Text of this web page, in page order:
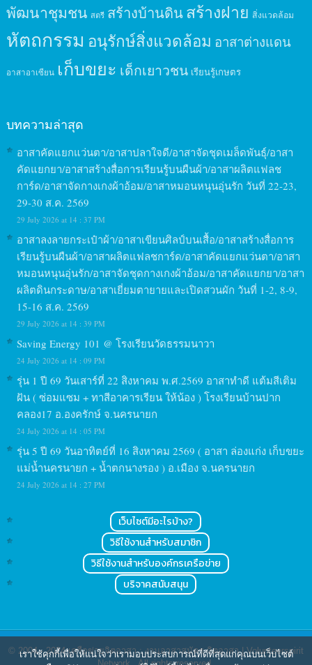
พัฒนาชุมชน สตรี สร้างบ้านดินสร้างฝาย สิ่งแวดล้อม
หัตถกรรม อนุรักษ์สิ่งแวดล้อม อาสาต่างแดน
อาสาอาเซียน เก็บขยะ เด็กเยาวชน เรียนรู้เกษตร
บทความล่าสุด
อาสาคัดแยกแว่นตา/อาสาปลาใจดี/อาสาจัดชุดเมล็ดพันธุ์/อาสา
คัดแยกยา/อาสาสร้างสื่อการเรียนรู้บนผืนผ้า/อาสาผลิตแฟลช
การ์ด/อาสาจัดกางเกงผ้าอ้อม/อาสาหมอนหนุนอุ่นรัก วันที่ 22-23,
29-30 ส.ค. 2569
29 July 2026 at 14 : 37 PM
อาสาลงลายกระเป๋าผ้า/อาสาเขียนศิลป์บนเสื้อ/อาสาสร้างสื่อการ
เรียนรู้บนผืนผ้า/อาสาผลิตแฟลชการ์ด/อาสาคัดแยกแว่นตา/อาสา
หมอนหนุนอุ่นรัก/อาสาจัดชุดกางเกงผ้าอ้อม/อาสาคัดแยกยา/อาสา
ผลิตดินกระดาษ/อาสาเยี่ยมตายายและเปิดสวนผัก วันที่ 1-2, 8-9,
15-16 ส.ค. 2569
29 July 2026 at 14 : 39 PM
Saving Energy 101 @ โรงเรียนวัดธรรมนาวา
24 July 2026 at 14 : 09 PM
รุ่น 1 ปี 69 วันเสาร์ที่ 22 สิงหาคม พ.ศ.2569 อาสาทำดี แต้มสีเติม
ฝัน ( ซ่อมแซม + ทาสีอาคารเรียน ให้น้อง ) โรงเรียนบ้านปาก
คลอง17 อ.องครักษ์ จ.นครนายก
24 July 2026 at 14 : 05 PM
รุ่น 5 ปี 69 วันอาทิตย์ที่ 16 สิงหาคม 2569 ( อาสา ล่องแก่ง เก็บขยะ
แม่น้ำนครนายก + น้ำตกนางรอง ) อ.เมือง จ.นครนายก
24 July 2026 at 14 : 27 PM
เว็บไซต์มีอะไรบ้าง?
วิธีใช้งานสำหรับสมาชิก
วิธีใช้งานสำหรับองค์กรเครือข่าย
บริจาคสนับสนุน
© 2004 - 2024เครือข่ายจิตอาสา : งานอาสาสมัคร จิตอาสา | Volunteerspirit
เราใช้คุกกี้เพื่อให้แน่ใจว่าเรามอบประสบการณ์ที่ดีที่สุดแก่คุณบนเว็บไซต์